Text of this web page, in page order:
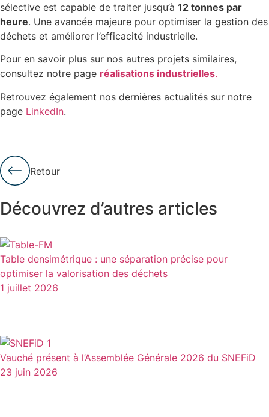
sélective est capable de traiter jusqu’à 12 tonnes par
heure. Une avancée majeure pour optimiser la gestion des
déchets et améliorer l’efficacité industrielle.
Pour en savoir plus sur nos autres projets similaires,
consultez notre page réalisations industrielles.
Retrouvez également nos dernières actualités sur notre
page LinkedIn.
Retour
Découvrez d’autres articles
Table densimétrique : une séparation précise pour
optimiser la valorisation des déchets
1 juillet 2026
Vauché présent à l’Assemblée Générale 2026 du SNEFiD
23 juin 2026